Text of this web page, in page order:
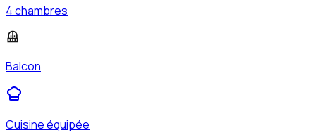
4 chambres
Balcon
Cuisine équipée